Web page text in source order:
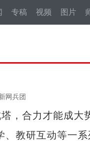
专稿 视频 图片
网兵团
合力才能成大
、教研互动等一